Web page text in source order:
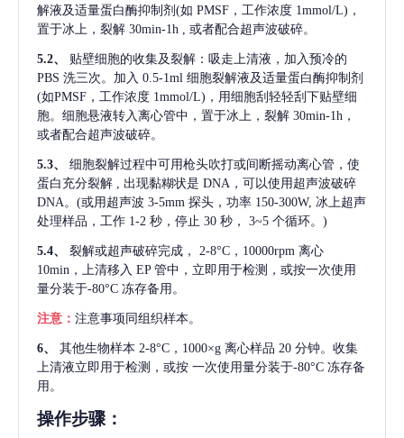
解液及适量蛋白酶抑制剂(如 PMSF，工作浓度 1mmol/L)，
置于冰上，裂解 30min-1h , 或者配合超声波破碎。
5.2、
贴壁细胞的收集及裂解：吸走上清液，加入预冷的
PBS 洗三次。加入 0.5-1ml 细胞裂解液及适量蛋白酶抑制剂
(如PMSF，工作浓度 1mmol/L)，用细胞刮轻轻刮下贴壁细
胞。细胞悬液转入离心管中，置于冰上，裂解 30min-1h，
或者配合超声波破碎。
5.3、
细胞裂解过程中可用枪头吹打或间断摇动离心管，使
蛋白充分裂解 , 出现黏糊状是 DNA，可以使用超声波破碎
DNA。(或用超声波 3-5mm 探头，功率 150-300W, 冰上超声
处理样品，工作 1-2 秒，停止 30 秒， 3~5 个循环。)
5.4、 裂解或超声破碎完成，
2-8°C，10000rpm 离心
10min，上清移入 EP 管中，立即用于检测，或按一次使用
量分装于-80°C 冻存备用。
注意： 注意事项同组织样本。
6、 其他生物样本 2-8°C，1000×g 离心样品 20 分钟。收集
上清液立即用于检测，或按 一次使用量分装于-80°C 冻存备
用。
操作步骤：